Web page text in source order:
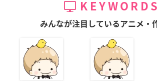
KEYWORDS
みんなが注目しているアニメ・